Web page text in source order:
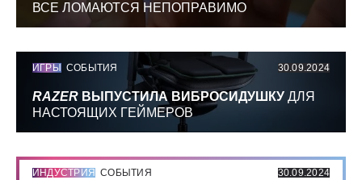
ВСЕ ЛОМАЮТСЯ НЕПОПРАВИМО
ИГРЫ СОБЫТИЯ 30.09.2024
RAZER ВЫПУСТИЛА ВИБРОСИДУШКУ ДЛЯ
НАСТОЯЩИХ ГЕЙМЕРОВ
ИНДУСТРИЯ СОБЫТИЯ 30.09.2024